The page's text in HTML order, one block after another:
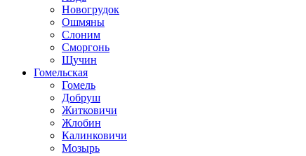
Новогрудок
Ошмяны
Слоним
Сморгонь
Щучин
Гомельская
Гомель
Добруш
Житковичи
Жлобин
Калинковичи
Мозырь